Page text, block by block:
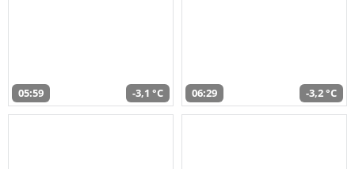
05:59 -3,1 °C 06:29 -3,2 °C